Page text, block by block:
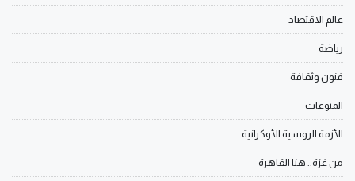
عالم الاقتصاد
رياضة
فنون وثقافة
المنوعات
الأزمة الروسية الأوكرانية
من غزة.. هنا القاهرة